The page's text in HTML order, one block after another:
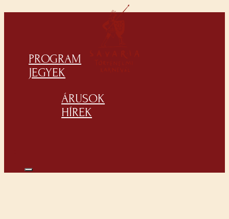
PROGRAM
JEGYEK
ÁRUSOK
HÍREK